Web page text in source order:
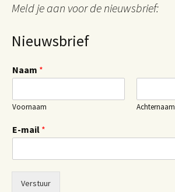
Meld je aan voor de nieuwsbrief:
Nieuwsbrief
Naam *
Voornaam Achternaam
E-mail *
Verstuur